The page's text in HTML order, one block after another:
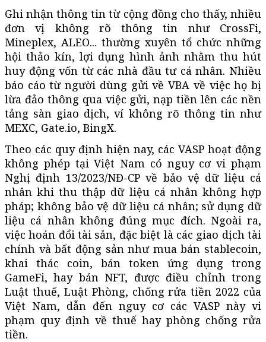
Ghi nhận thông tin từ cộng đồng cho thấy, nhiều
đơn vị không rõ thông tin như CrossFi,
Mineplex, ALEO... thường xuyên tổ chức những
hội thảo kín, lợi dụng hình ảnh nhằm thu hút
huy động vốn từ các nhà đầu tư cá nhân. Nhiều
báo cáo từ người dùng gửi về VBA về việc họ bị
lừa đảo thông qua việc gửi, nạp tiền lên các nền
tảng sàn giao dịch, ví không rõ thông tin như
MEXC, Gate.io, BingX.
Theo các quy định hiện nay, các VASP hoạt động
không phép tại Việt Nam có nguy cơ vi phạm
Nghị định 13/2023/NĐ-CP về bảo vệ dữ liệu cá
nhân khi thu thập dữ liệu cá nhân không hợp
pháp; không bảo vệ dữ liệu cá nhân; sử dụng dữ
liệu cá nhân không đúng mục đích. Ngoài ra,
việc hoán đổi tài sản, đặc biệt là các giao dịch tài
chính và bất động sản như mua bán stablecoin,
khai thác coin, bán token ứng dụng trong
GameFi, hay bán NFT, được điều chỉnh trong
Luật thuế, Luật Phòng, chống rửa tiền 2022 của
Việt Nam, dẫn đến nguy cơ các VASP này vi
phạm quy định về thuế hay phòng chống rửa
tiền.